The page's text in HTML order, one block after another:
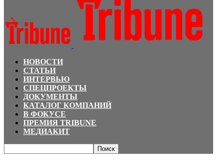
НОВОСТИ
СТАТЬИ
ИНТЕРВЬЮ
СПЕЦПРОЕКТЫ
ДОКУМЕНТЫ
КАТАЛОГ КОМПАНИЙ
В ФОКУСЕ
ПРЕМИЯ TRIBUNE
МЕДИАКИТ